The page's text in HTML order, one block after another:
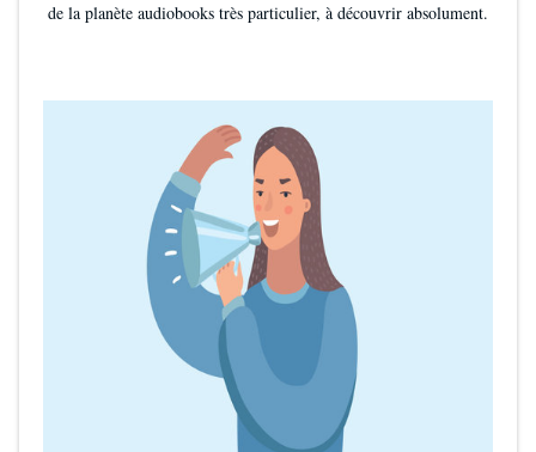
de la planète audiobooks très particulier, à découvrir absolument.